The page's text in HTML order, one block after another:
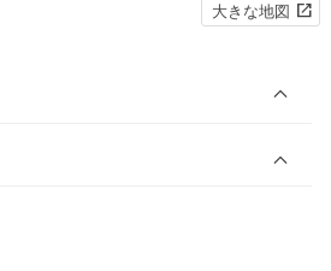
大きな地図